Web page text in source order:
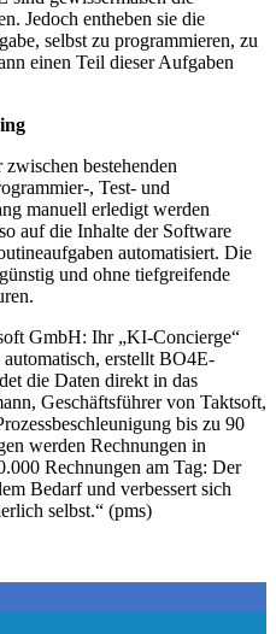
Jedoch entheben sie die
selbst zu programmieren, zu
einen Teil dieser Aufgaben
bestehenden
, Test- und
manuell erledigt werden
auf die Inhalte der Software
automatisiert. Die
und ohne tiefgreifende
GmbH: Ihr „KI-Concierge“
erstellt BO4E-
die Daten direkt in das
Geschäftsführer von Taktsoft,
bis zu 90
werden Rechnungen in
Rechnungen am Tag: Der
Bedarf und verbessert sich
selbst.“ (pms)